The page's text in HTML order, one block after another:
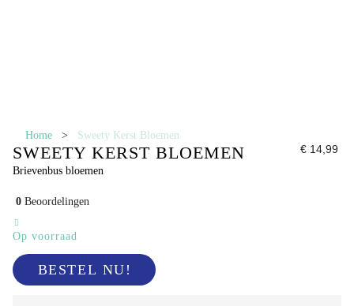
Home > Sweety Kerst Bloemen
SWEETY KERST BLOEMEN
Brievenbus bloemen
€ 14,99
0 Beoordelingen
Op voorraad
BESTEL NU!